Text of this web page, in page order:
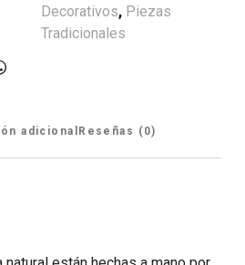
Decorativos, Piezas
Tradicionales
adicional Reseñas (0)